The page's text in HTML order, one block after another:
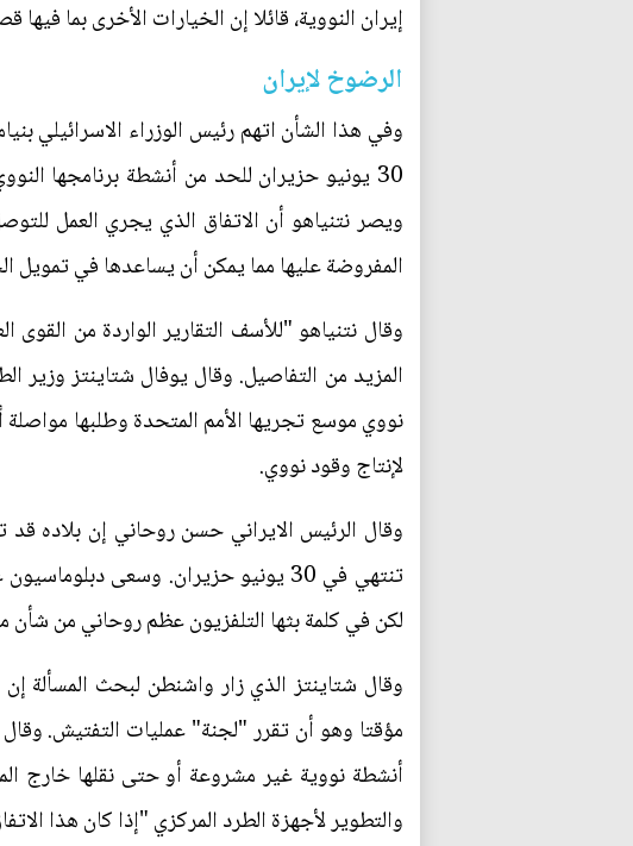
إيران النووية، قائلا إن الخيارات الأخرى بما
الرضوخ لإيران
وفي هذا الشأن اتهم رئيس الوزراء الاسرائيلي
30 يونيو حزيران للحد من أنشطة برنامجها
ويصر نتنياهو أن الاتفاق الذي يجري العمل
المفروضة عليها مما يمكن أن يساعدها في تمويل
وقال نتنياهو "للأسف التقارير الواردة من
المزيد من التفاصيل. وقال يوفال شتاينتز وزير
نووي موسع تجريها الأمم المتحدة وطلبها
لإنتاج وقود نووي.
وقال الرئيس الايراني حسن روحاني إن بلاده قد
تنتهي في 30 يونيو حزيران. وسعى
لكن في كلمة بثها التلفزيون عظم روحاني من شأن
وقال شتاينتز الذي زار واشنطن لبحث المسألة إن
مؤقتا وهو أن تقرر "لجنة" عمليات التفتيش.
أنشطة نووية غير مشروعة أو حتى نقلها خارج
والتطوير لأجهزة الطرد المركزي "إذا كان هذا